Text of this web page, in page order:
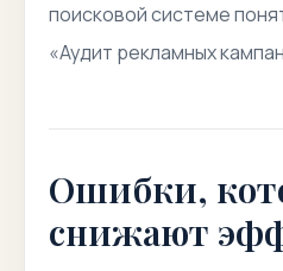
поисковой системе
«Аудит рекламных
Ошибки,
снижают